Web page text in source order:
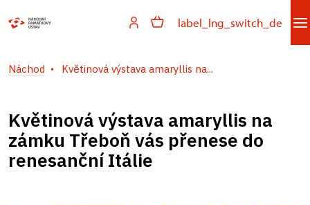
label_lng_switch_de
Náchod Květinová výstava amaryllis na...
Květinová výstava amaryllis na
zámku Třeboň vás přenese do
renesanční Itálie